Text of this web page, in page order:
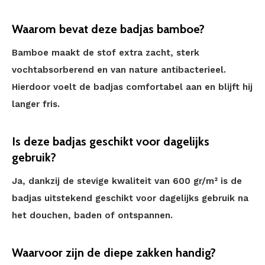
Waarom bevat deze badjas bamboe?
Bamboe maakt de stof extra zacht, sterk
vochtabsorberend en van nature antibacterieel.
Hierdoor voelt de badjas comfortabel aan en blijft hij
langer fris.
Is deze badjas geschikt voor dagelijks
gebruik?
Ja, dankzij de stevige kwaliteit van 600 gr/m² is de
badjas uitstekend geschikt voor dagelijks gebruik na
het douchen, baden of ontspannen.
Waarvoor zijn de diepe zakken handig?